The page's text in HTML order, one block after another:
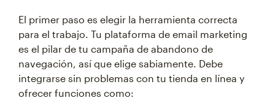
El primer paso es elegir la herramienta correcta
para el trabajo. Tu plataforma de email marketing
es el pilar de tu campaña de abandono de
navegación, así que elige sabiamente. Debe
integrarse sin problemas con tu tienda en línea y
ofrecer funciones como: